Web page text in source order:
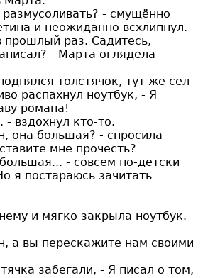
- смущённо
и неожиданно всхлипнул.
прошлый раз. Садитесь,
- Марта оглядела
толстячок, тут же сел
распахнул ноутбук, - Я
романа!
- вздохнул кто-то.
она большая? - спросила
мне прочесть?
- совсем по-детски
я постараюсь зачитать
и мягко закрыла ноутбук.
а вы перескажите нам своими
забегали, - Я писал о том,